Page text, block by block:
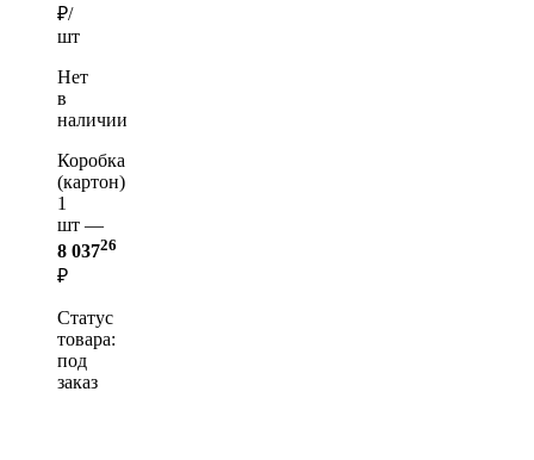
₽/
шт
Нет
в
наличии
Коробка
(картон)
1
шт —
8 03726
₽
Статус
товара:
под
заказ